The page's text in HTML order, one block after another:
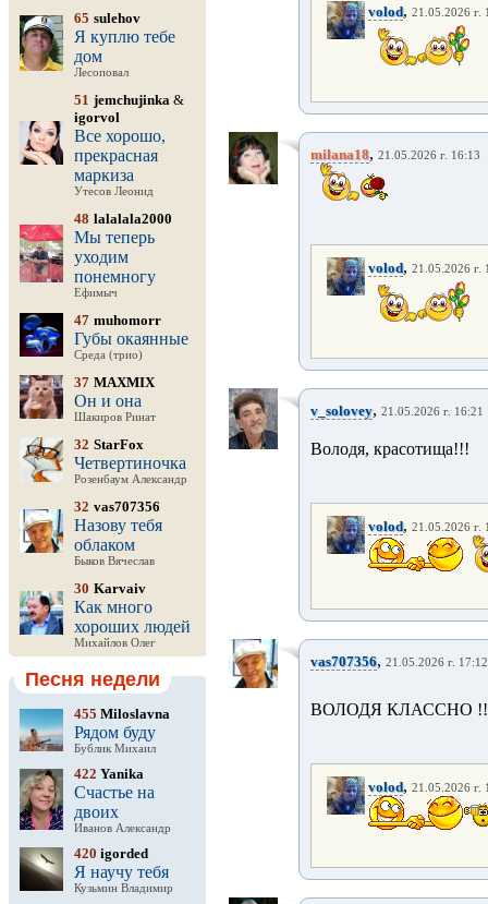
65 sulehov
Я куплю тебе
дом
Лесоповал
51 jemchujinka &
igorvol
Все хорошо,
прекрасная
маркиза
Утесов Леонид
48 lalalala2000
Мы теперь
уходим
понемногу
Ефимыч
47 muhomorr
Губы окаянные
Среда (трио)
37 MAXMIX
Он и она
Шакиров Ринат
32 StarFox
Четвертиночка
Розенбаум Александр
32 vas707356
Назову тебя
облаком
Быков Вячеслав
30 Karvaiv
Как много
хороших людей
Михайлов Олег
Песня недели
455 Miloslavna
Рядом буду
Бублик Михаил
422 Yanika
Счастье на
двоих
Иванов Александр
420 igorded
Я научу тебя
Кузьмин Владимир
volod, 21.05.2026 г.
milana18, 21.05.2026 г. 16:13
volod, 21.05.2026 г.
v_solovey, 21.05.2026 г. 16:21
Володя, красотища!!!
volod, 21.05.2026 г.
vas707356, 21.05.2026 г. 17:12
ВОЛОДЯ КЛАССНО
volod, 21.05.2026 г.